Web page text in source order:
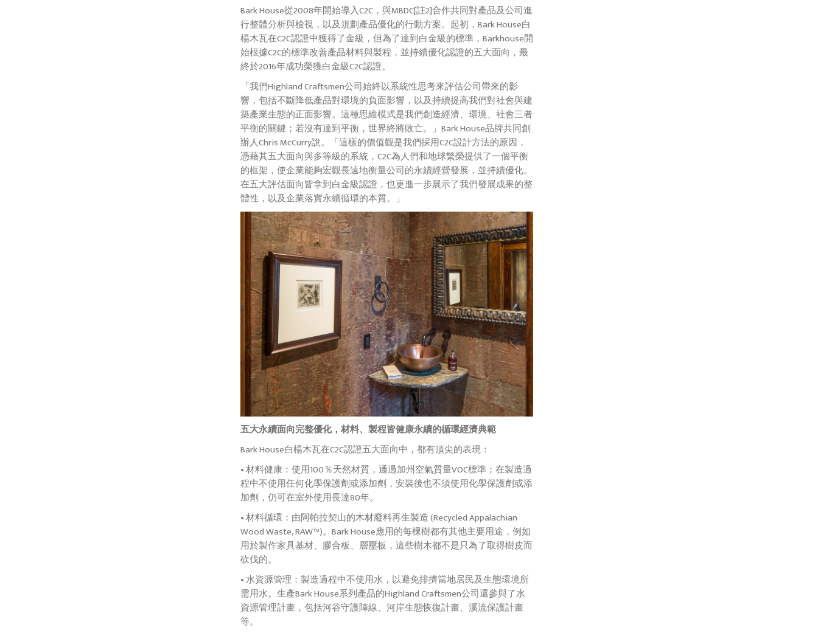
Bark House從2008年開始導入C2C，與MBDC[註2]合作共同對產品及公司進
行整體分析與檢視，以及規劃產品優化的行動方案。起初，Bark House白
楊木瓦在C2C認證中獲得了金級，但為了達到白金級的標準，Barkhouse開
始根據C2C的標準改善產品材料與製程，並持續優化認證的五大面向，最
終於2016年成功榮獲白金級C2C認證。
「我們Highland Craftsmen公司始終以系統性思考來評估公司帶來的影
響，包括不斷降低產品對環境的負面影響，以及持續提高我們對社會與建
築產業生態的正面影響。這種思維模式是我們創造經濟、環境、社會三者
平衡的關鍵；若沒有達到平衡，世界終將敗亡。」Bark House品牌共同創
辦人Chris McCurry說。「這樣的價值觀是我們採用C2C設計方法的原因，
憑藉其五大面向與多等級的系統，C2C為人們和地球繁榮提供了一個平衡
的框架，使企業能夠宏觀長遠地衡量公司的永續經營發展，並持續優化。
在五大評估面向皆拿到白金級認證，也更進一步展示了我們發展成果的整
體性，以及企業落實永續循環的本質。」
五大永續面向完整優化，材料、製程皆健康永續的循環經濟典範
Bark House白楊木瓦在C2C認證五大面向中，都有頂尖的表現：
• 材料健康：使用100％天然材質，通過加州空氣質量VOC標準；在製造過
程中不使用任何化學保護劑或添加劑，安裝後也不須使用化學保護劑或添
加劑，仍可在室外使用長達80年。
• 材料循環：由阿帕拉契山的木材廢料再生製造 (Recycled Appalachian
Wood Waste, RAW™)。Bark House應用的每棵樹都有其他主要用途，例如
用於製作家具基材、膠合板、層壓板，這些樹木都不是只為了取得樹皮而
砍伐的。
• 水資源管理：製造過程中不使用水，以避免排擠當地居民及生態環境所
需用水。生產Bark House系列產品的Highland Craftsmen公司還參與了水
資源管理計畫，包括河谷守護陣線、河岸生態恢復計畫、溪流保護計畫
等。